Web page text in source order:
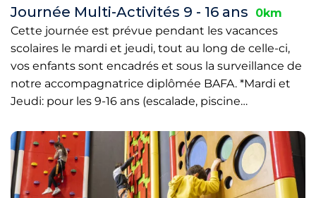
Journée Multi-Activités 9 - 16 ans
0km
Cette journée est prévue pendant les vacances
scolaires le mardi et jeudi, tout au long de celle-ci,
vos enfants sont encadrés et sous la surveillance de
notre accompagnatrice diplômée BAFA. *Mardi et
Jeudi: pour les 9-16 ans (escalade, piscine…